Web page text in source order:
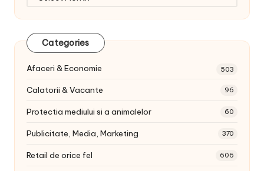
Categories
Afaceri & Economie 503
Calatorii & Vacante 96
Protectia mediului si a animalelor 60
Publicitate, Media, Marketing 370
Retail de orice fel 606